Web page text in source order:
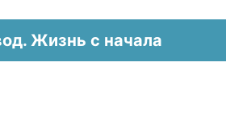
Жизнь с начала